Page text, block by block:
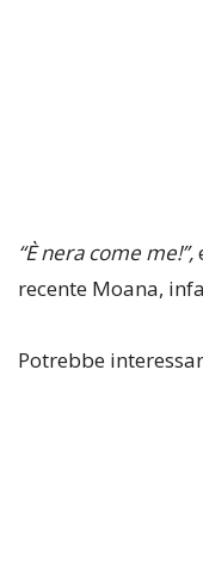
“È nera come me!”,
recente Moana,
Potrebbe